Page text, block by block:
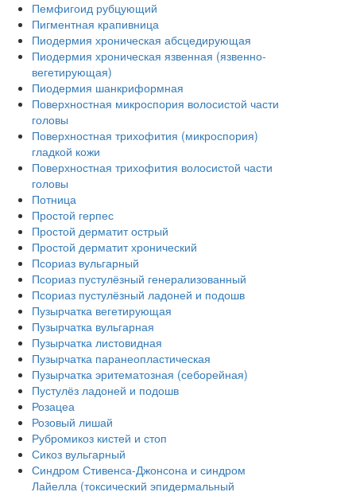
Пемфигоид рубцующий
Пигментная крапивница
Пиодермия хроническая абсцедирующая
Пиодермия хроническая язвенная (язвенно-
вегетирующая)
Пиодермия шанкриформная
Поверхностная микроспория волосистой части
головы
Поверхностная трихофития (микроспория)
гладкой кожи
Поверхностная трихофития волосистой части
головы
Потница
Простой герпес
Простой дерматит острый
Простой дерматит хронический
Псориаз вульгарный
Псориаз пустулёзный генерализованный
Псориаз пустулёзный ладоней и подошв
Пузырчатка вегетирующая
Пузырчатка вульгарная
Пузырчатка листовидная
Пузырчатка паранеопластическая
Пузырчатка эритематозная (себорейная)
Пустулёз ладоней и подошв
Розацеа
Розовый лишай
Рубромикоз кистей и стоп
Сикоз вульгарный
Синдром Стивенса-Джонсона и синдром
Лайелла (токсический эпидермальный